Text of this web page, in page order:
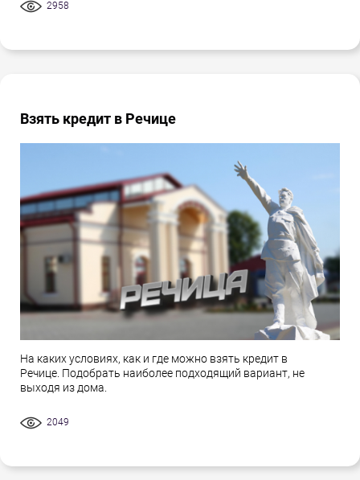
2958
Взять кредит в Речице
На каких условиях, как и где можно взять кредит в
Речице. Подобрать наиболее подходящий вариант, не
выходя из дома.
2049